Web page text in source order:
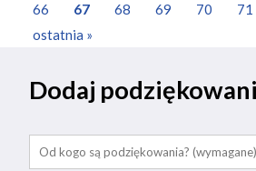
66
67 68 69 70 71
ostatnia »
Dodaj